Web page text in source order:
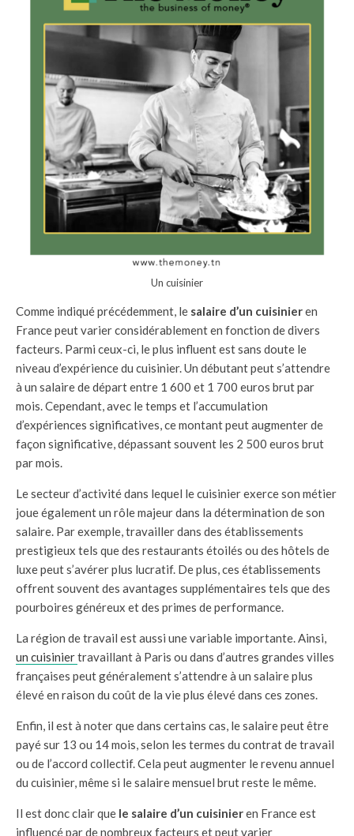
Un cuisinier
Comme indiqué précédemment, le salaire d’un cuisinieren
France peut varier considérablement en fonction de divers
facteurs. Parmi ceux-ci, le plus influent est sans doute le
niveau d’expérience du cuisinier. Un débutant peut s’attendre
à un salaire de départ entre 1 600 et 1 700 euros brut par
mois. Cependant, avec le temps et l’accumulation
d’expériences significatives, ce montant peut augmenter de
façon significative, dépassant souvent les 2 500 euros brut
par mois.
Le secteur d’activité dans lequel le cuisinier exerce son métier
joue également un rôle majeur dans la détermination de son
salaire. Par exemple, travailler dans des établissements
prestigieux tels que des restaurants étoilés ou des hôtels de
luxe peut s’avérer plus lucratif. De plus, ces établissements
offrent souvent des avantages supplémentaires tels que des
pourboires généreux et des primes de performance.
La région de travail est aussi une variable importante. Ainsi,
un cuisiniertravaillant à Paris ou dans d’autres grandes villes
françaises peut généralement s’attendre à un salaire plus
élevé en raison du coût de la vie plus élevé dans ces zones.
Enfin, il est à noter que dans certains cas, le salaire peut être
payé sur 13 ou 14 mois, selon les termes du contrat de travail
ou de l’accord collectif. Cela peut augmenter le revenu annuel
du cuisinier, même si le salaire mensuel brut reste le même.
Il est donc clair que le salaire d’un cuisinieren France est
influencé par de nombreux facteurs et peut varier